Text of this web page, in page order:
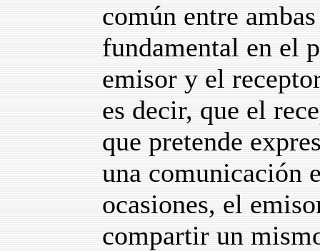
común entre
fundamental en el
emisor y el
es decir, que el
que pretende
una comunicación
ocasiones, el
compartir un